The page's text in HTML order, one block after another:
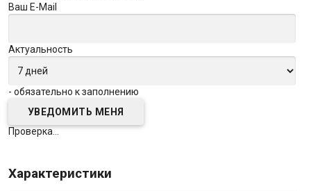
Ваш E-Mail
Актуальность
- обязательно к заполнению
Проверка...
Характеристики